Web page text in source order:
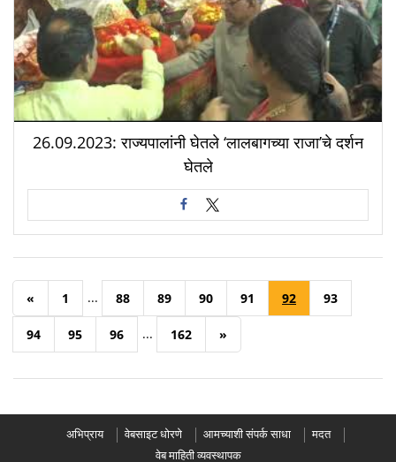
26.09.2023: राज्यपालांनी घेतले ‘लालबागच्या राजा’चे दर्शन
घेतले
« 1 ... 88 89 90 91 92 93
94 95 96 ... 162 »
अभिप्राय वेबसाइट धोरणे आमच्याशी संपर्क साधा
मदत
वेब माहिती व्यवस्थापक